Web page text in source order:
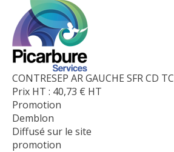
CONTRESEP AR GAUCHE SFR CD TC
Prix HT : 40,73 € HT
Promotion
Demblon
Diffusé sur le site
promotion